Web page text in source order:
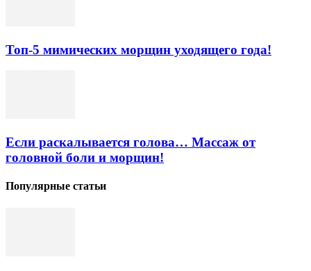
Топ-5 мимических морщин уходящего года!
Если раскалывается голова… Массаж от
головной боли и морщин!
Популярные статьи